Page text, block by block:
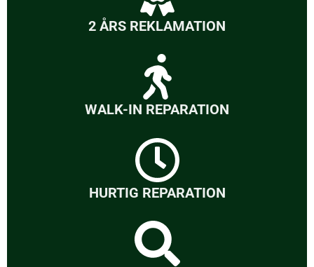
2 ÅRS REKLAMATION
WALK-IN REPARATION
HURTIG REPARATION